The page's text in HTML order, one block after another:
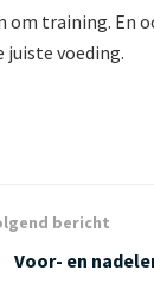
training. En
juiste voeding.
bericht
Voor- en